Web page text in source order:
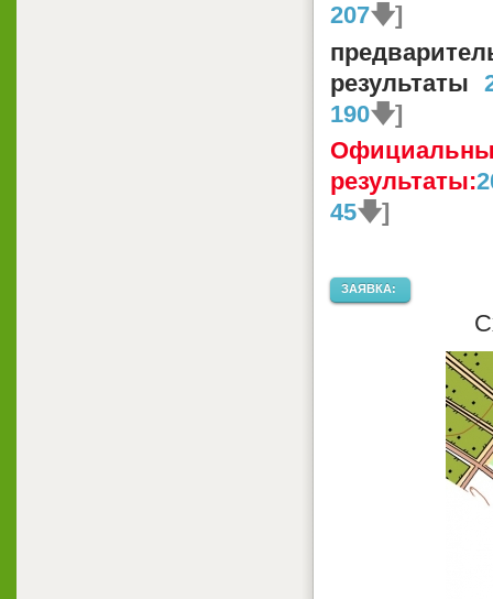
207🡇]
результаты
190🡇]
результаты:
45🡇]
ЗАЯВКА: